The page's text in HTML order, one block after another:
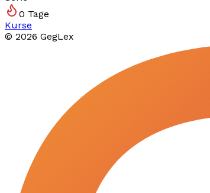
0 Tage
Kurse
© 2026 GegLex